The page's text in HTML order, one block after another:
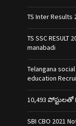
TS Inter Results
TS SSC
manabadi
Telangana
education
10,493 పోస్టులతో
SBI CBO 2021